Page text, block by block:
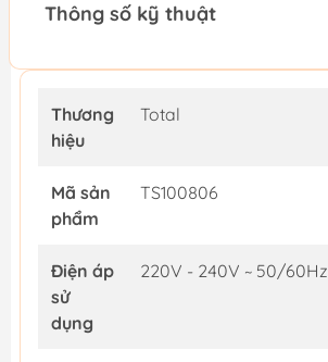
Thông số kỹ thuật
Thương
hiệu
Total
Mã sản
phẩm
TS100806
Điện áp
sử
dụng
220V - 240V ~ 50/60Hz